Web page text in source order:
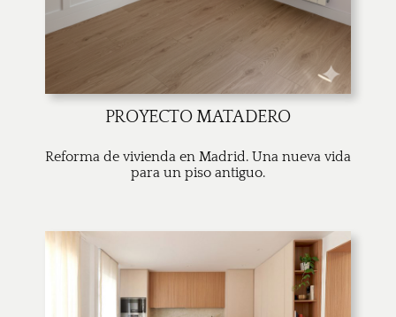
PROYECTO MATADERO
Reforma de vivienda en Madrid. Una nueva vida
para un piso antiguo.